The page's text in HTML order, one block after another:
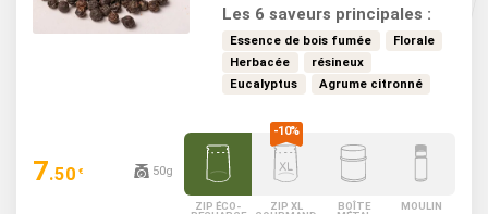
assaisonner viandes, poissons et
légumes, il apporte une profondeur
de goût inégalée. Utilisez-le avec
parcimonie pour sublimer vos
transforme chaque plat en une
Les 6 saveurs principales :
Essence de bois fumée
Florale
Herbacée
résineux
Eucalyptus
Agrume citronné
7.50 € 50g
ZIP ÉCO-
ZIP XL
BOÎTE
MOULIN